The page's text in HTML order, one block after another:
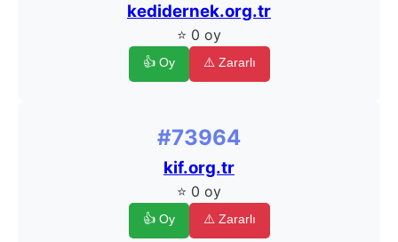
kedidernek.org.tr
⭐ 0 oy
👍 Oy ⚠️ Zararlı
#73964
kif.org.tr
⭐ 0 oy
👍 Oy ⚠️ Zararlı